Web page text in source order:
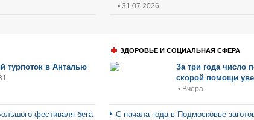
• 31.07.2026
турпоток в Анталью
фестиваля бега
ЗДОРОВЬЕ И СОЦИАЛЬНАЯ СФЕРА
За три года число
скорой помощи
• Вчера
С начала года в Подмосковье